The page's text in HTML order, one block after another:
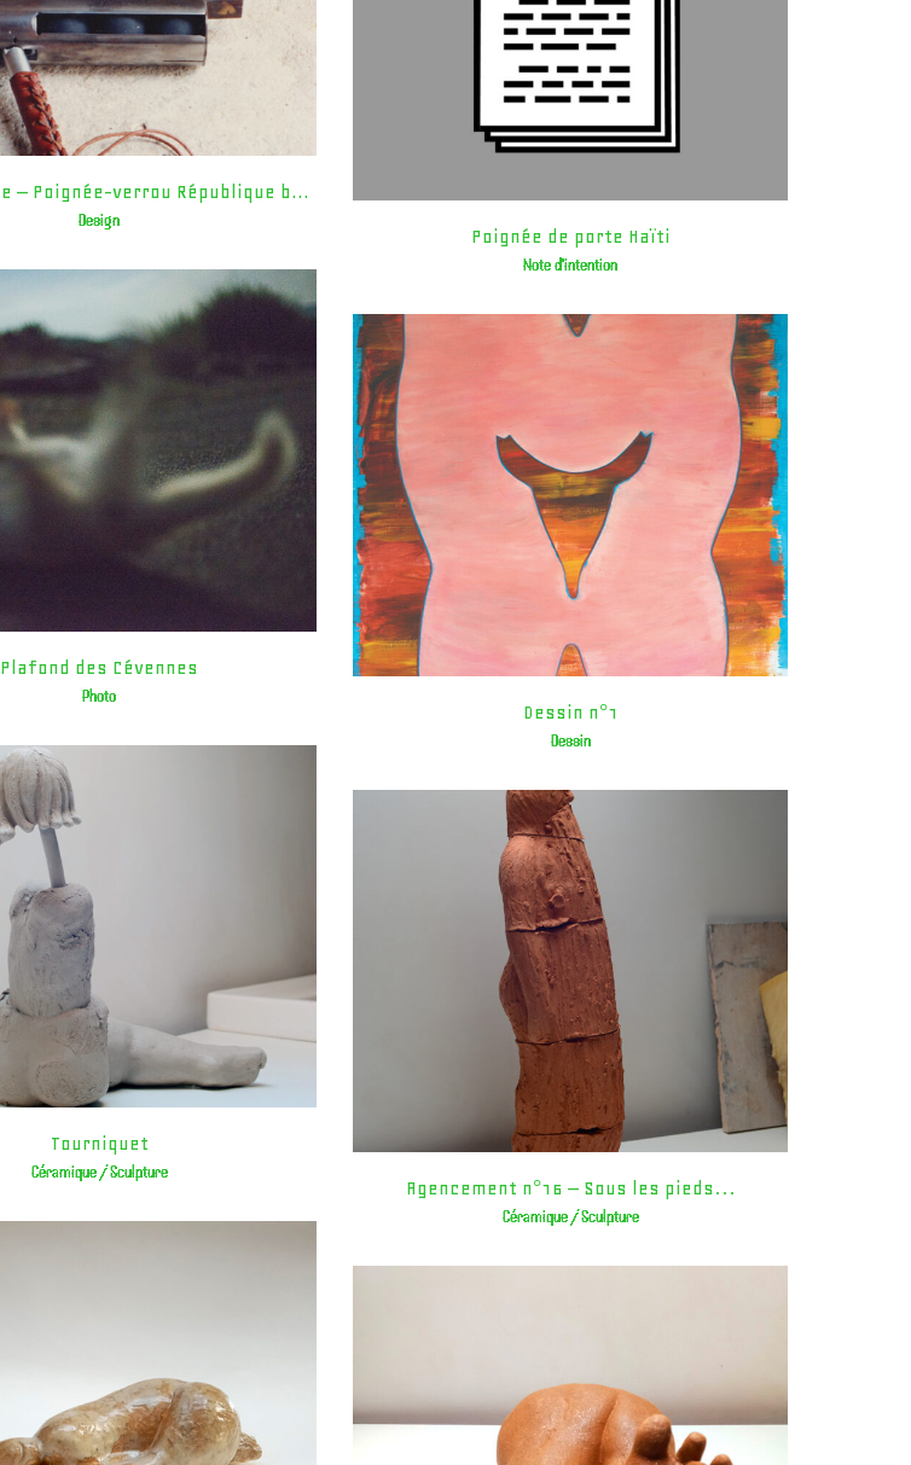
Carte blanche – Poignée-verrou République bananière
Design
Poignée de porte Haïti
Note d'intention
Plafond des Cévennes
Photo
Dessin n°1
Dessin
Tourniquet
Céramique / Sculpture
Agencement n°16 – Sous les pieds…
Céramique / Sculpture